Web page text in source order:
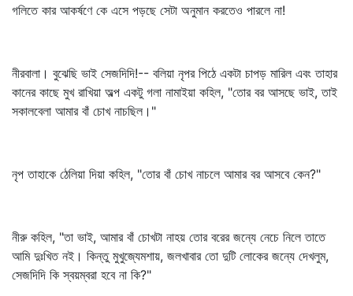
গলিতে কার আকর্ষণে কে এসে পড়ছে সেটা অনুমান করতেও পারলে না!
নীরবালা। বুঝেছি ভাই সেজদিদি!-- বলিয়া নৃপর পিঠে একটা চাপড় মারিল এবং তাহার
কানের কাছে মুখ রাখিয়া অল্প একটু গলা নামাইয়া কহিল, "তোর বর আসছে ভাই, তাই
সকালবেলা আমার বাঁ চোখ নাচছিল।"
নৃপ তাহাকে ঠেলিয়া দিয়া কহিল, "তোর বাঁ চোখ নাচলে আমার বর আসবে কেন?"
নীরু কহিল, "তা ভাই, আমার বাঁ চোখটা নাহয় তোর বরের জন্যে নেচে নিলে তাতে
আমি দুঃখিত নই। কিন্তু মুখুজ্যেমশায়, জলখাবার তো দুটি লোকের জন্যে দেখলুম,
সেজদিদি কি স্বয়ম্বরা হবে না কি?"